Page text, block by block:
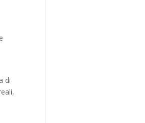
di